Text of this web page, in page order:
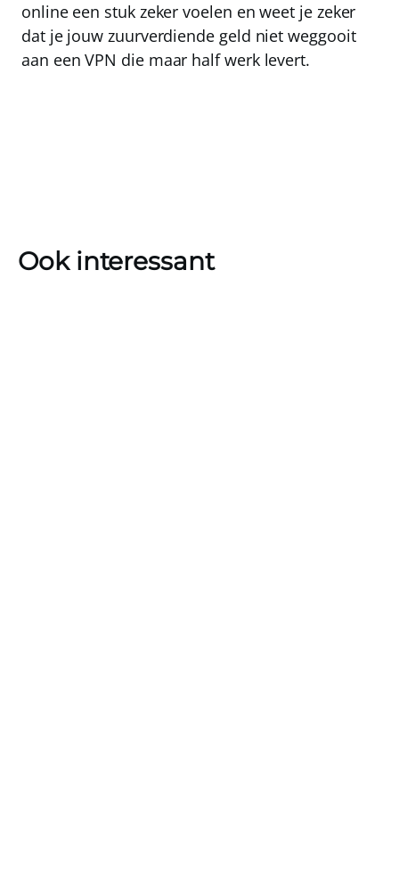
online een stuk zeker voelen en weet je zeker
dat je jouw zuurverdiende geld niet weggooit
aan een VPN die maar half werk levert.
Ook interessant